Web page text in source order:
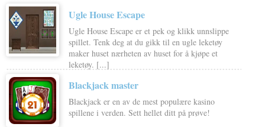
Ugle House Escape
Ugle House Escape er et pek og klikk unnslippe
spillet. Tenk deg at du gikk til en ugle leketøy
maker huset nærheten av huset for å kjøpe et
leketøy. [...]
Blackjack master
Blackjack er en av de mest populære kasino
spillene i verden. Sett hellet ditt på prøve!